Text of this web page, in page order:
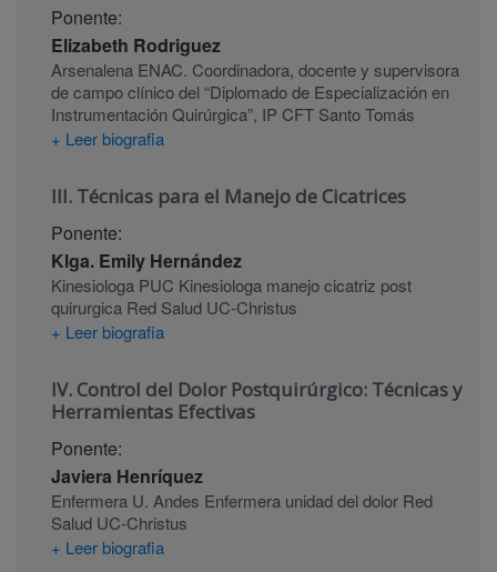
Ponente:
Elizabeth Rodriguez
Arsenalena ENAC. Coordinadora, docente y supervisora
de campo clínico del “Diplomado de Especialización en
Instrumentación Quirúrgica”, IP CFT Santo Tomás
+ Leer biografia
III. Técnicas para el Manejo de Cicatrices
Ponente:
Klga. Emily Hernández
Kinesiologa PUC Kinesiologa manejo cicatriz post
quirurgica Red Salud UC-Christus
+ Leer biografia
IV. Control del Dolor Postquirúrgico: Técnicas y
Herramientas Efectivas
Ponente:
Javiera Henríquez
Enfermera U. Andes Enfermera unidad del dolor Red
Salud UC-Christus
+ Leer biografia